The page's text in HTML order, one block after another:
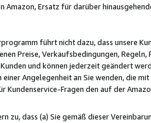
Amazon, Ersatz für darüber
führt nicht dazu, dass unsere
Preise, Verkaufsbedingungen,
und können jederzeit geändert
einer Angelegenheit an Sie wenden, die
Kundenservice-Fragen den auf der
zu, dass (a) Sie gemäß dieser